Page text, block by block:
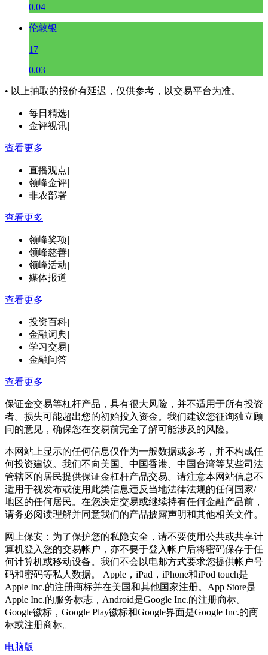
0.04
伦敦银
17
0.03
• 以上抽取的报价有延迟，仅供参考，以交易平台为准。
每日精选|
金评视讯|
查看更多
直播观点|
领峰金评|
非农部署
查看更多
领峰奖项|
领峰慈善|
领峰活动|
媒体报道
查看更多
投资百科|
金融词典|
学习交易|
金融问答
查看更多
保证金交易等杠杆产品，具有很大风险，并不适用于所有投资
者。损失可能超出您的初始投入资金。我们建议您征询独立顾
问的意见，确保您在交易前完全了解可能涉及的风险。
本网站上显示的任何信息仅作为一般数据或参考，并不构成任
何投资建议。我们不向美国、中国香港、中国台湾等某些司法
管辖区的居民提供保证金杠杆产品交易。请注意本网站信息不
适用于视发布或使用此类信息违反当地法律法规的任何国家/
地区的任何居民。在您决定交易或继续持有任何金融产品前，
请务必阅读理解并同意我们的产品披露声明和其他相关文件。
网上保安：为了保护您的私隐安全，请不要使用公共或共享计
算机登入您的交易帐户，亦不要于登入帐户后将密码保存于任
何计算机或移动设备。我们不会以电邮方式要求您提供帐户号
码和密码等私人数据。 Apple，iPad，iPhone和iPod touch是
Apple Inc.的注册商标并在美国和其他国家注册。App Store是
Apple Inc.的服务标志，Android是Google Inc.的注册商标。
Google徽标，Google Play徽标和Google界面是Google Inc.的商
标或注册商标。
电脑版